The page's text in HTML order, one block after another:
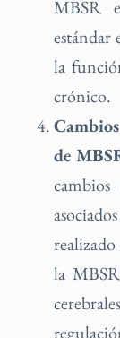
MBSR
estándar
la
crónico.
de
la